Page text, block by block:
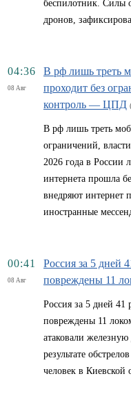
беспилотник. Силы
дронов,
04:36
08 Авг
В рф лишь треть
проходит без
контроль — ЦПД
В рф лишь треть
ограничений,
2026 года в России
интернета прошла
внедряют интернет
иностранные
00:41
08 Авг
Россия за 5 дней
повреждены 11
Россия за 5 дней 41
повреждены 11
атаковали
результате
человек в Киевской